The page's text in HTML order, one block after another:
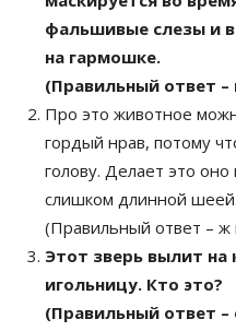
фальшивые слезы и в
на гармошке.
(Правильный ответ –
Про это животное
гордый нрав, потому
голову. Делает это
слишком длинной шеей.
(Правильный ответ – ж
Этот зверь вылит
игольницу. Кто это?
(Правильный ответ –